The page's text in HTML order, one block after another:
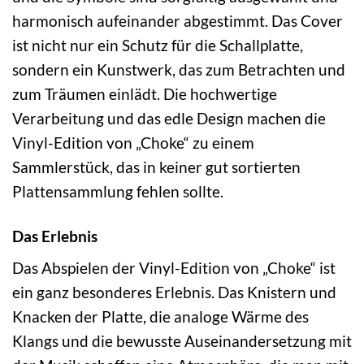
harmonisch aufeinander abgestimmt. Das Cover
ist nicht nur ein Schutz für die Schallplatte,
sondern ein Kunstwerk, das zum Betrachten und
zum Träumen einlädt. Die hochwertige
Verarbeitung und das edle Design machen die
Vinyl-Edition von „Choke“ zu einem
Sammlerstück, das in keiner gut sortierten
Plattensammlung fehlen sollte.
Das Erlebnis
Das Abspielen der Vinyl-Edition von „Choke“ ist
ein ganz besonderes Erlebnis. Das Knistern und
Knacken der Platte, die analoge Wärme des
Klangs und die bewusste Auseinandersetzung mit